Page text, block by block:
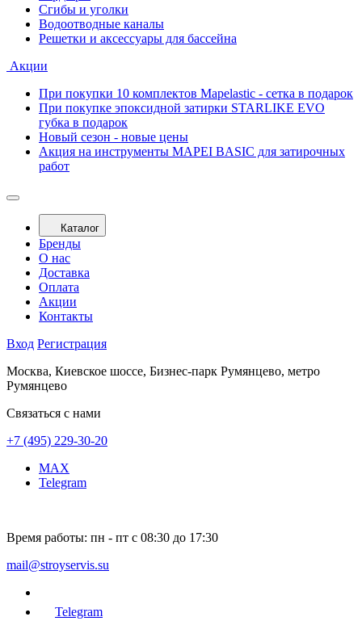
Сгибы и уголки
Водоотводные каналы
Решетки и аксессуары для бассейна
Акции
При покупки 10 комплектов Mapelastic - сетка в подарок
При покупке эпоксидной затирки STARLIKE EVO
губка в подарок
Новый сезон - новые цены
Акция на инструменты MAPEI BASIC для затирочных
работ
Каталог
Бренды
О нас
Доставка
Оплата
Акции
Контакты
Вход Регистрация
Москва, Киевское шоссе, Бизнес-парк Румянцево, метро
Румянцево
Связаться с нами
+7 (495) 229-30-20
MAX
Telegram
Время работы: пн - пт с 08:30 до 17:30
mail@stroyservis.su
Telegram